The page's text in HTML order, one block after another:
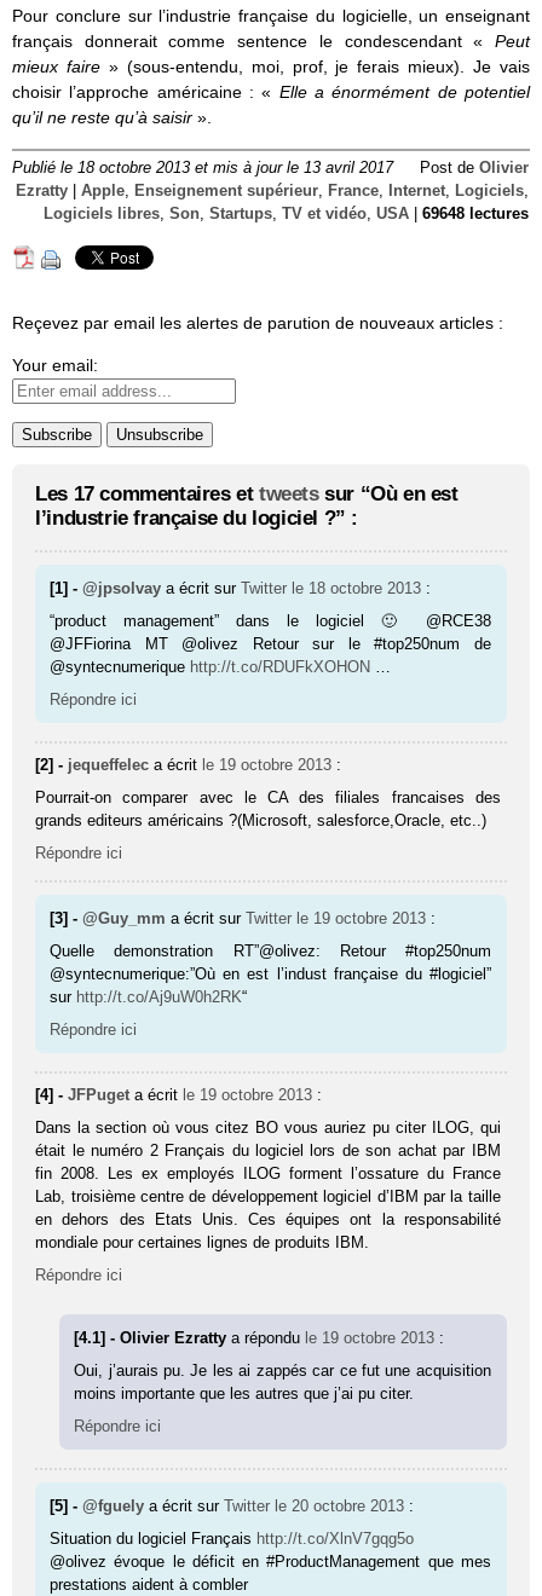
Pour conclure sur l’industrie française du logicielle, un enseignant
français donnerait comme sentence le condescendant « Peut
mieux faire» (sous-entendu, moi, prof, je ferais mieux). Je vais
choisir l’approche américaine : « Elle a énormément de potentiel
qu’il ne reste qu’à saisir ».
Publié le 18 octobre 2013 et mis à jour le 13 avril 2017 Post de Olivier
Ezratty
Apple, Enseignement supérieur, France, Internet, Logiciels,
Logiciels libres, Son, Startups, TV et vidéo, USA 69648 lectures
Reçevez par email les alertes de parution de nouveaux articles :
Your email:
Les 17 commentaires et tweetssur “Où en est
l’industrie française du logiciel ?” :
[1] -@jpsolvay a écrit surTwitter le 18 octobre 2013 :
“product management” dans le logiciel 🙂 @RCE38
@JFFiorina MT @olivez Retour sur le #top250num de
@syntecnumerique http://t.co/RDUFkXOHON …
Répondre ici
[2] - jequeffelec a écrit le 19 octobre 2013 :
Pourrait-on comparer avec le CA des filiales francaises des
grands editeurs américains ?(Microsoft, salesforce,Oracle, etc..)
Répondre ici
[3] -@Guy_mm a écrit surTwitter le 19 octobre 2013 :
Quelle demonstration RT”@olivez: Retour #top250num
@syntecnumerique:”Où en est l’indust française du #logiciel”
sur http://t.co/Aj9uW0h2RK“
Répondre ici
[4] -JFPuget a écrit le 19 octobre 2013 :
Dans la section où vous citez BO vous auriez pu citer ILOG, qui
était le numéro 2 Français du logiciel lors de son achat par IBM
fin 2008. Les ex employés ILOG forment l’ossature du France
Lab, troisième centre de développement logiciel d’IBM par la taille
en dehors des Etats Unis. Ces équipes ont la responsabilité
mondiale pour certaines lignes de produits IBM.
Répondre ici
[4.1] - Olivier Ezrattya répondu le 19 octobre 2013 :
Oui, j’aurais pu. Je les ai zappés car ce fut une acquisition
moins importante que les autres que j’ai pu citer.
Répondre ici
[5] -@fguely a écrit surTwitter le 20 octobre 2013 :
Situation du logiciel Français http://t.co/XlnV7gqg5o
@olivez évoque le déficit en #ProductManagement que mes
prestations aident à combler